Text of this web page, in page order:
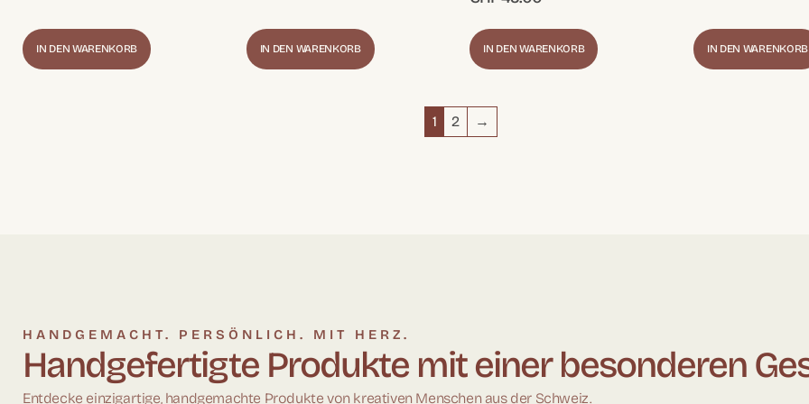
IN DEN WARENKORB IN DEN WARENKORB IN DEN WARENKORB IN DEN WARENKORB
1 2 →
HANDGEMACHT. PERSÖNLICH. MIT HERZ.
Handgefertigte Produkte mit einer besonderen
Entdecke einzigartige, handgemachte Produkte von kreativen Menschen aus der Schweiz.